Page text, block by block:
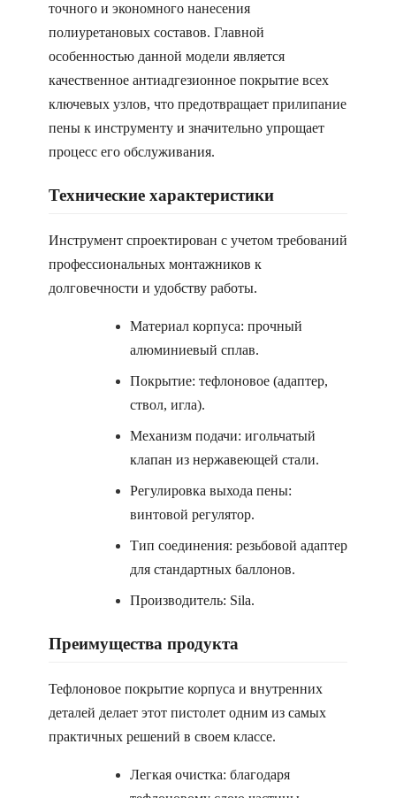
точного и экономного нанесения
полиуретановых составов. Главной
особенностью данной модели является
качественное антиадгезионное покрытие всех
ключевых узлов, что предотвращает прилипание
пены к инструменту и значительно упрощает
процесс его обслуживания.
Технические характеристики
Инструмент спроектирован с учетом требований
профессиональных монтажников к
долговечности и удобству работы.
Материал корпуса: прочный
алюминиевый сплав.
Покрытие: тефлоновое (адаптер,
ствол, игла).
Механизм подачи: игольчатый
клапан из нержавеющей стали.
Регулировка выхода пены:
винтовой регулятор.
Тип соединения: резьбовой адаптер
для стандартных баллонов.
Производитель: Sila.
Преимущества продукта
Тефлоновое покрытие корпуса и внутренних
деталей делает этот пистолет одним из самых
практичных решений в своем классе.
Легкая очистка: благодаря